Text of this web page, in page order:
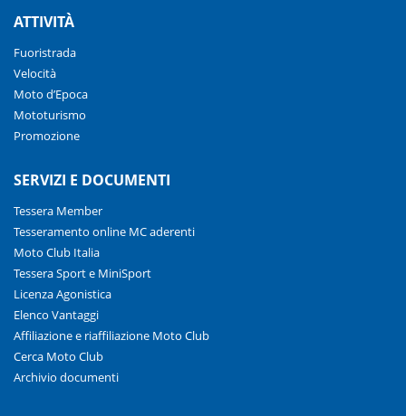
ATTIVITÀ
Fuoristrada
Velocità
Moto d’Epoca
Mototurismo
Promozione
SERVIZI E DOCUMENTI
Tessera Member
Tesseramento online MC aderenti
Moto Club Italia
Tessera Sport e MiniSport
Licenza Agonistica
Elenco Vantaggi
Affiliazione e riaffiliazione Moto Club
Cerca Moto Club
Archivio documenti